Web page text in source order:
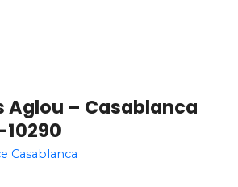
Aglou – Casablanca
10290
Casablanca